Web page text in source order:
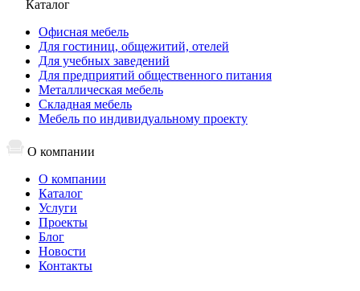
Каталог
Офисная мебель
Для гостиниц, общежитий, отелей
Для учебных заведений
Для предприятий общественного питания
Металлическая мебель
Складная мебель
Мебель по индивидуальному проекту
О компании
О компании
Каталог
Услуги
Проекты
Блог
Новости
Контакты